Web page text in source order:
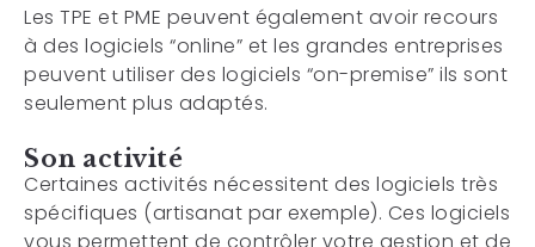
Les TPE et PME peuvent également avoir recours
à des logiciels “online” et les grandes entreprises
peuvent utiliser des logiciels “on-premise” ils sont
seulement plus adaptés.
Son activité
Certaines activités nécessitent des logiciels très
spécifiques (artisanat par exemple). Ces logiciels